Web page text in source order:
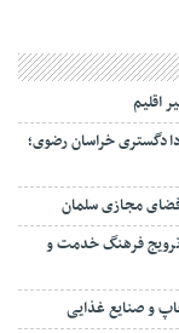
اقلیم
خراسان رضوی؛
فضای مجازی سلمان
ترویج فرهنگ خدمت و